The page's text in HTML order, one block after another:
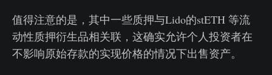
值得注意的是，其中一些质押与Lido的stETH 等流
动性质押衍生品相关联，这确实允许个人投资者在
不影响原始存款的实现价格的情况下出售资产。